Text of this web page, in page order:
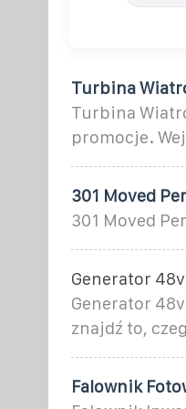
Turbina
Turbina
promocje.
301 Moved
301 Moved
Generator 48v
Generator
znajdź to,
Falownik